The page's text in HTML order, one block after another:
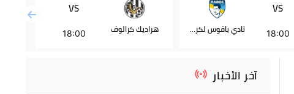
VS
18:00 نادي بافوس لكرة القدم هراديك كرالوف
VS
18:00
آخر الأخبار